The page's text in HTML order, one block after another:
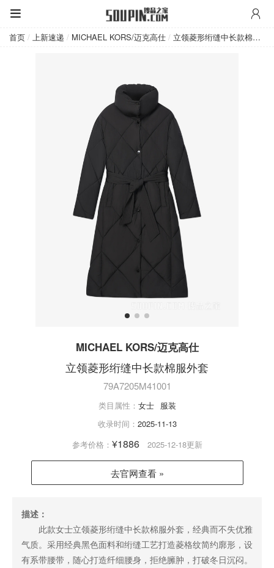
首页 / 上新速递 / MICHAEL KORS/迈克高仕 / 立领菱形绗缝中长款棉服外套
MICHAEL KORS/迈克高仕
立领菱形绗缝中长款棉服外套
79A7205M41001
类目属性： 女士
服装
收录时间： 2025-11-13
参考价格： ¥1886 2025-12-18更新
去官网查看 »
描述：
此款女士立领菱形绗缝中长款棉服外套，经典而不失优雅
气质。采用经典黑色面料和绗缝工艺打造菱格纹简约廓形，设
有系带腰带，随心打造纤细腰身，拒绝臃肿，打破冬日沉闷。
MICHAEL KORS/迈克高仕